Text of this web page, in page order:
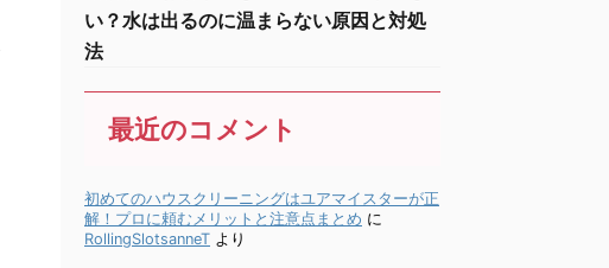
い？水は出るのに温まらない原因と対処
法
最近のコメント
初めてのハウスクリーニングはユアマイスターが正
解！プロに頼むメリットと注意点まとめ に
RollingSlotsanneT より